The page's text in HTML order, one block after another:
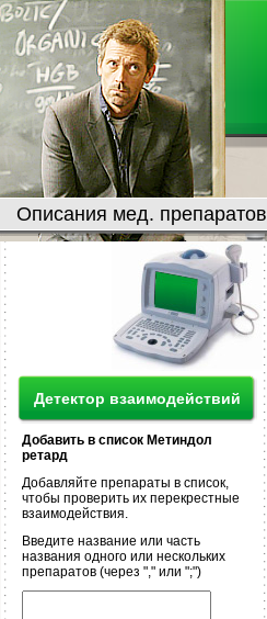
Описания мед. препаратов
Детектор взаимодействий
Добавить в список Метиндол
ретард
Добавляйте препараты в список,
чтобы проверить их перекрестные
взаимодействия.
Введите название или часть
названия одного или нескольких
препаратов (через "," или ";")